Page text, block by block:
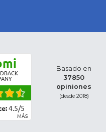
4.5/5
MÁS
Basado en
37850
opiniones
(desde 2018)